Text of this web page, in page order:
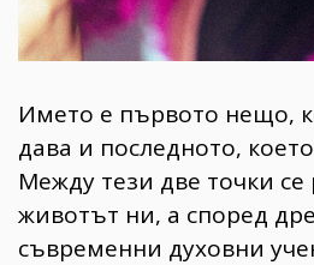
Името е първото нещо,
дава и последното,
Между тези две точки
животът ни, а според
съвременни духовни